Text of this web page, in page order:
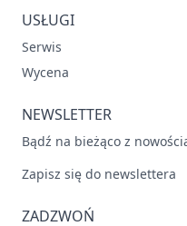
USŁUGI
Serwis
Wycena
NEWSLETTER
Bądź na bieżąco z
Zapisz się do newslettera
ZADZWOŃ